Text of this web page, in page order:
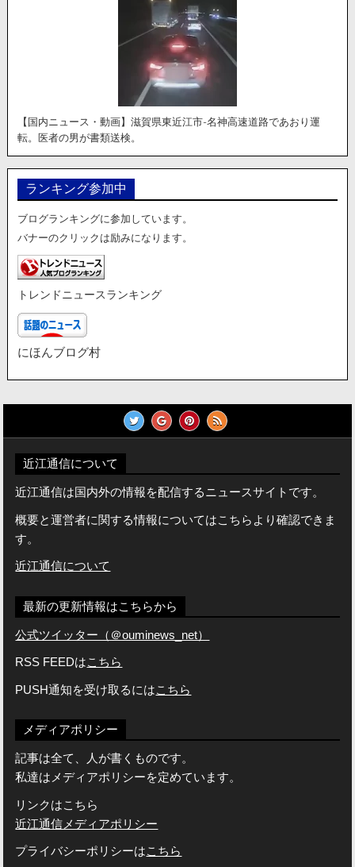
【国内ニュース・動画】滋賀県東近江市-名神高速道路であおり運
転。医者の男が書類送検。
ランキング参加中
ブログランキングに参加しています。
バナーのクリックは励みになります。
トレンドニュースランキング
にほんブログ村
近江通信について
近江通信は国内外の情報を配信するニュースサイトです。
概要と運営者に関する情報についてはこちらより確認できま
す。
近江通信について
最新の更新情報はこちらから
公式ツイッター（＠ouminews_net）
RSS FEEDはこちら
PUSH通知を受け取るにはこちら
メディアポリシー
記事は全て、人が書くものです。
私達はメディアポリシーを定めています。
リンクはこちら
近江通信メディアポリシー
プライバシーポリシーはこちら